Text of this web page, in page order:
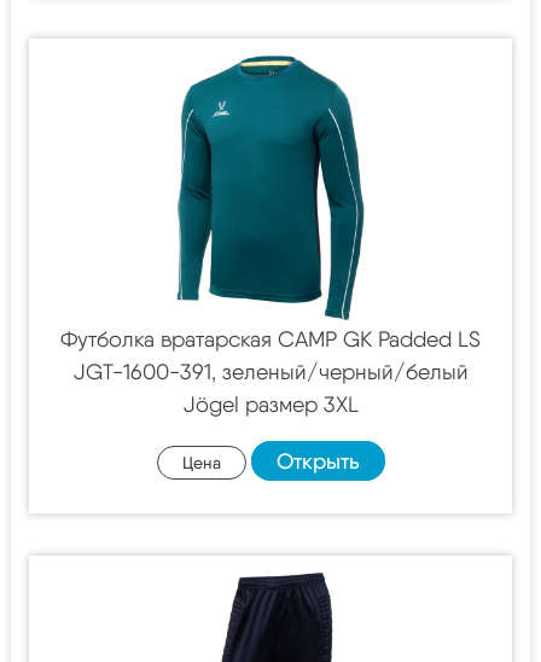
Футболка вратарская CAMP GK Padded LS
JGT-1600-391, зеленый/черный/белый
Jögel размер 3XL
Цена Открыть